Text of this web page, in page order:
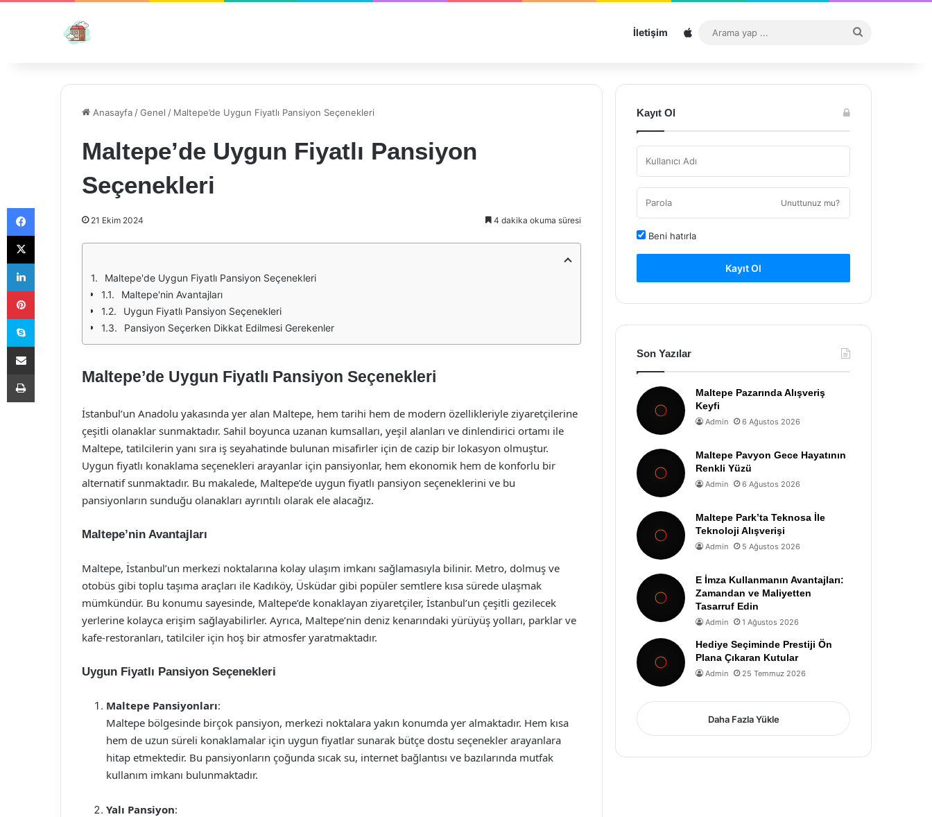
İletişim Sitemap
...
Anasayfa /Genel / Maltepe’de Uygun Fiyatlı Pansiyon Seçenekleri
Maltepe’de Uygun Fiyatlı Pansiyon
Seçenekleri
21 Ekim 2024 4 dakika okuma süresi
Maltepe'de Uygun Fiyatlı Pansiyon Seçenekleri
Maltepe'nin Avantajları
Uygun Fiyatlı Pansiyon Seçenekleri
Pansiyon Seçerken Dikkat Edilmesi Gerekenler
Maltepe’de Uygun Fiyatlı Pansiyon Seçenekleri
İstanbul’un Anadolu yakasında yer alan Maltepe, hem tarihi hem de modern özellikleriyle ziyaretçilerine
çeşitli olanaklar sunmaktadır. Sahil boyunca uzanan kumsalları, yeşil alanları ve dinlendirici ortamı ile
Maltepe, tatilcilerin yanı sıra iş seyahatinde bulunan misafirler için de cazip bir lokasyon olmuştur.
Uygun fiyatlı konaklama seçenekleri arayanlar için pansiyonlar, hem ekonomik hem de konforlu bir
alternatif sunmaktadır. Bu makalede, Maltepe’de uygun fiyatlı pansiyon seçeneklerini ve bu
pansiyonların sunduğu olanakları ayrıntılı olarak ele alacağız.
Maltepe’nin Avantajları
Maltepe, İstanbul’un merkezi noktalarına kolay ulaşım imkanı sağlamasıyla bilinir. Metro, dolmuş ve
otobüs gibi toplu taşıma araçları ile Kadıköy, Üsküdar gibi popüler semtlere kısa sürede ulaşmak
mümkündür. Bu konumu sayesinde, Maltepe’de konaklayan ziyaretçiler, İstanbul’un çeşitli gezilecek
yerlerine kolayca erişim sağlayabilirler. Ayrıca, Maltepe’nin deniz kenarındaki yürüyüş yolları, parklar ve
kafe-restoranları, tatilciler için hoş bir atmosfer yaratmaktadır.
Uygun Fiyatlı Pansiyon Seçenekleri
Maltepe Pansiyonları:
Maltepe bölgesinde birçok pansiyon, merkezi noktalara yakın konumda yer almaktadır. Hem kısa
hem de uzun süreli konaklamalar için uygun fiyatlar sunarak bütçe dostu seçenekler arayanlara
hitap etmektedir. Bu pansiyonların çoğunda sıcak su, internet bağlantısı ve bazılarında mutfak
kullanım imkanı bulunmaktadır.
Yalı Pansiyon:
Kayıt Ol
Unuttunuz mu?
Beni hatırla
Kayıt Ol
Son Yazılar
Maltepe Pazarında Alışveriş
Keyfi
Admin 6 Ağustos 2026
Maltepe Pavyon Gece Hayatının
Renkli Yüzü
Admin 6 Ağustos 2026
Maltepe Park’ta Teknosa İle
Teknoloji Alışverişi
Admin 5 Ağustos 2026
E İmza Kullanmanın Avantajları:
Zamandan ve Maliyetten
Tasarruf Edin
Admin 1 Ağustos 2026
Hediye Seçiminde Prestiji Ön
Plana Çıkaran Kutular
Admin 25 Temmuz 2026
Daha Fazla Yükle
Facebook
X
LinkedIn
Pinterest
Skype
E-Posta ile paylaş